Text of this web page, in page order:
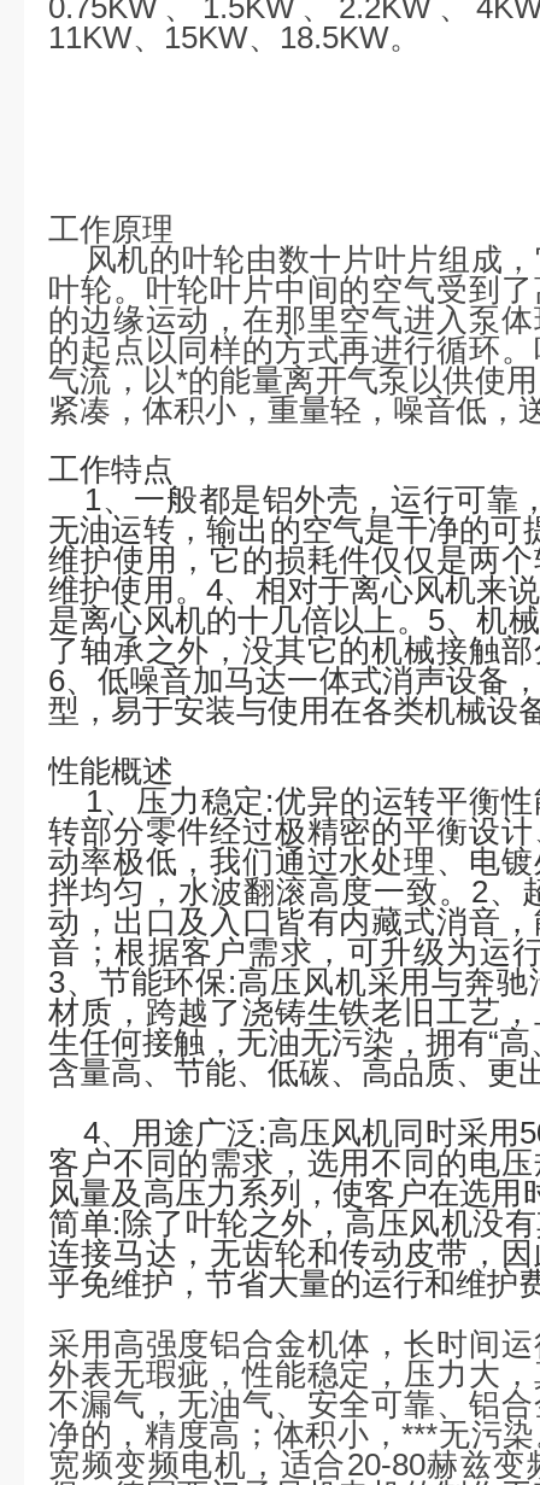
0.75KW、1.5KW、2.2KW、
11KW、15KW、18.5KW。
工作原理
风机的叶轮由数十片叶片组成
叶轮。叶轮叶片中间的空气受到
的边缘运动，在那里空气进入泵
的起点以同样的方式再进行循环
气流，以*的能量离开气泵以供使
紧凑，体积小，重量轻，噪音低，
工作特点
1、一般都是铝外壳，运行可靠
无油运转，输出的空气是干净的可
维护使用，它的损耗件仅仅是两
维护使用。4、相对于离心风机来
是离心风机的十几倍以上。5、机
了轴承之外，没其它的机械接触
6、低噪音加马达一体式消声设备
型，易于安装与使用在各类机械设
性能概述
1、压力稳定:优异的运转平衡性
转部分零件经过极精密的平衡设
动率极低，我们通过水处理、电
拌均匀，水波翻滚高度一致。2、
动，出口及入口皆有内藏式消音
音；根据客户需求，可升级为运
3、节能环保:高压风机采用与奔
材质，跨越了浇铸生铁老旧工艺
生任何接触，无油无污染，拥有“
含量高、节能、低碳、高品质、更
4、用途广泛:高压风机同时采用
客户不同的需求，选用不同的电
风量及高压力系列，使客户在选用
简单:除了叶轮之外，高压风机没
连接马达，无齿轮和传动皮带，
乎免维护，节省大量的运行和维护
采用高强度铝合金机体，长时间
外表无瑕疵，性能稳定，压力大
不漏气，无油气、安全可靠、铝
净的，精度高；体积小，***无污
宽频变频电机，适合20-80赫兹